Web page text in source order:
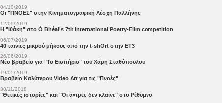
04/10/2019
Οι "ΠΝΟΕΣ" στην Κινηματογραφική Λέσχη Παλλήνης
12/09/2019
Η "Ιθάκη" στο Ó Bhéal's 7th International Poetry-Film competition
06/07/2019
40 ταινίες μικρού μήκους από την t-shOrt στην ΕΤ3
26/06/2019
Νέο βραβείο για "Το Εισιτήριο" του Χάρη Σταθόπουλου
19/05/2019
Βραβείο Καλύτερου Video Art για τις "Πνοές"
30/11/2018
"Θετικές ιστορίες" και "Οι άντρες δεν κλαίνε" στο Ρέθυμνο